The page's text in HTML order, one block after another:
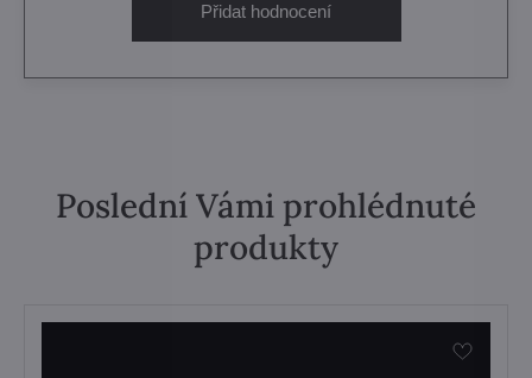
Přidat hodnocení
Poslední Vámi prohlédnuté
produkty